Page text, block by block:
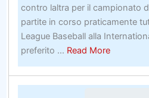
contro laltra per il campionato
partite in corso praticamente
League Baseball alla
preferito ... Read Moreabout
sul